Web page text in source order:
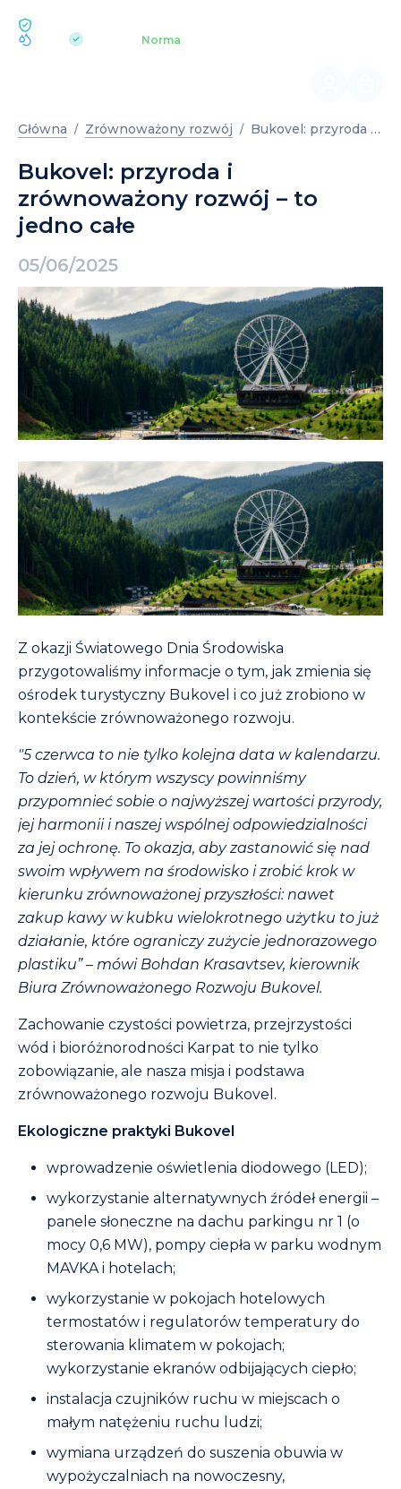
| Norma
Główna Zrównoważony rozwój Bukovel: przyroda i zrównoważony rozwój – to jedno całe
Bukovel: przyroda i
zrównoważony rozwój – to
jedno całe
05/06/2025
Z okazji Światowego Dnia Środowiska
przygotowaliśmy informacje o tym, jak zmienia się
ośrodek turystyczny Bukovel i co już zrobiono w
kontekście zrównoważonego rozwoju.
"5 czerwca to nie tylko kolejna data w kalendarzu.
To dzień, w którym wszyscy powinniśmy
przypomnieć sobie o najwyższej wartości przyrody,
jej harmonii i naszej wspólnej odpowiedzialności
za jej ochronę. To okazja, aby zastanowić się nad
swoim wpływem na środowisko i zrobić krok w
kierunku zrównoważonej przyszłości: nawet
zakup kawy w kubku wielokrotnego użytku to już
działanie, które ograniczy zużycie jednorazowego
plastiku” – mówi Bohdan Krasavtsev, kierownik
Biura Zrównoważonego Rozwoju Bukovel.
Zachowanie czystości powietrza, przejrzystości
wód i bioróżnorodności Karpat to nie tylko
zobowiązanie, ale nasza misja i podstawa
zrównoważonego rozwoju Bukovel.
Ekologiczne praktyki Bukovel
wprowadzenie oświetlenia diodowego (LED);
wykorzystanie alternatywnych źródeł energii –
panele słoneczne na dachu parkingu nr 1 (o
mocy 0,6 MW), pompy ciepła w parku wodnym
MAVKA i hotelach;
wykorzystanie w pokojach hotelowych
termostatów i regulatorów temperatury do
sterowania klimatem w pokojach;
wykorzystanie ekranów odbijających ciepło;
instalacja czujników ruchu w miejscach o
małym natężeniu ruchu ludzi;
wymiana urządzeń do suszenia obuwia w
wypożyczalniach na nowoczesny,